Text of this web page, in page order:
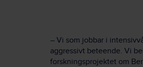
– Vi som jobbar i
aggressivt beteende. Vi
forskningsprojektet om